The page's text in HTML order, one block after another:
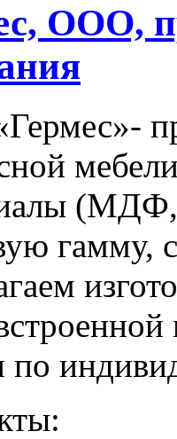
ООО,
гамму,
по